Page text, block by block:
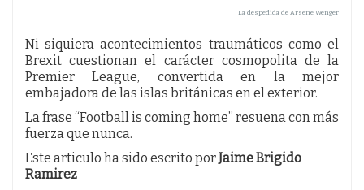
La despedida de Arsene Wenger
Ni siquiera acontecimientos traumáticos como el
Brexit cuestionan el carácter cosmopolita de la
Premier League, convertida en la mejor
embajadora de las islas británicas en el exterior.
La frase “Football is coming home” resuena con más
fuerza que nunca.
Este articulo ha sido escrito porJaime Brigido
Ramirez